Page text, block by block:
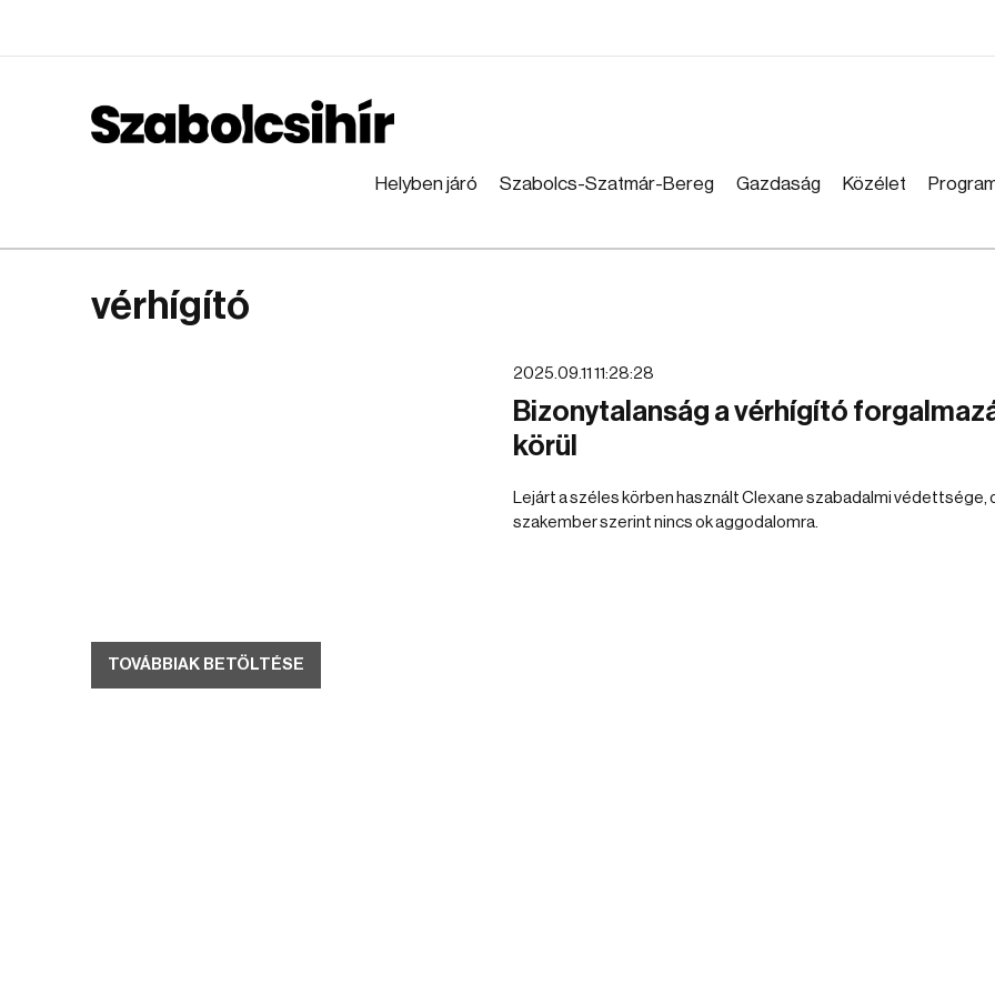
Helyben járó Szabolcs-Szatmár-Bereg Gazdaság Közélet
vérhígító
2025.09.11 11:28:28
Bizonytalanság a vérhígító
körül
Lejárt a széles körben használt Clexane szabadalmi védettsége,
szakember szerint nincs ok aggodalomra.
TOVÁBBIAK BETÖLTÉSE